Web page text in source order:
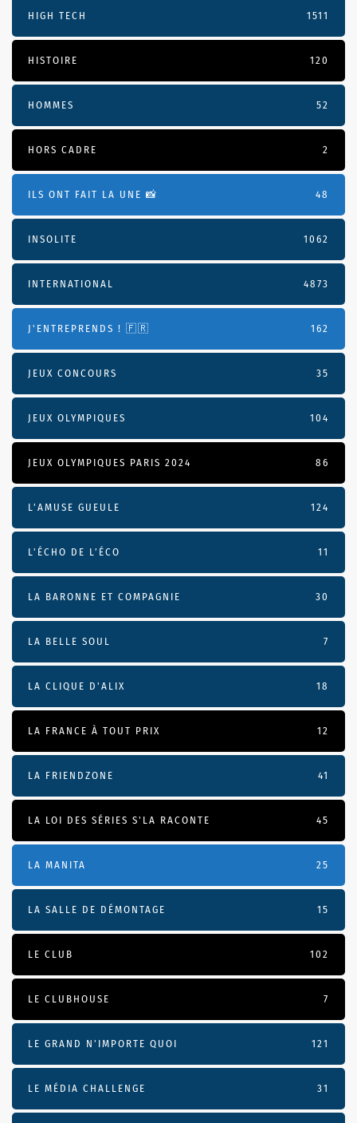
HIGH TECH 1511
HISTOIRE 120
HOMMES 52
HORS CADRE 2
ILS ONT FAIT LA UNE 📸 48
INSOLITE 1062
INTERNATIONAL 4873
J'ENTREPRENDS ! 🇫🇷 162
JEUX CONCOURS 35
JEUX OLYMPIQUES 104
JEUX OLYMPIQUES PARIS 2024 86
L'AMUSE GUEULE 124
L’ÉCHO DE L’ÉCO 11
LA BARONNE ET COMPAGNIE 30
LA BELLE SOUL 7
LA CLIQUE D'ALIX 18
LA FRANCE À TOUT PRIX 12
LA FRIENDZONE 41
LA LOI DES SÉRIES S'LA RACONTE 45
LA MANITA 25
LA SALLE DE DÉMONTAGE 15
LE CLUB 102
LE CLUBHOUSE 7
LE GRAND N’IMPORTE QUOI 121
LE MÉDIA CHALLENGE 31